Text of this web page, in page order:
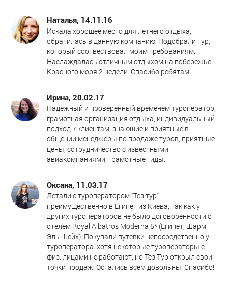
Наталья, 14.11.16
Искала хорошее место для летнего отдыха,
обратилась в данную компанию. Подобрали тур,
который соотвествовал моим требованиям.
Наслаждалась отличным отдыхом на побережье
Красного моря 2 недели. Спасибо ребятам!
Ирина, 20.02.17
Надежный и проверенный временем туроператор,
грамотная организация отдыха, индивидуальный
подход к клиентам, знающие и приятные в
общении менеджеры по продаже туров, приятные
цены, сотрудничество с известными
авиакомпаниями, грамотные гиды.
Оксана, 11.03.17
Летали с туроператором "Тез тур"
преимущественно в Египет из Киева, так как у
других туроператоров не было договоренности с
отелем Royal Albatros Moderna 5* (Египет, Шарм
Эль Шейх). Покупали путевки непосредственно у
туроператора. хотя некоторые туроператоры с
физ. лицами не работают, но Тез Тур открыл свои
точки продаж. Остались всем довольны. Спасибо!